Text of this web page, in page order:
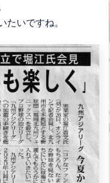
たいですね。